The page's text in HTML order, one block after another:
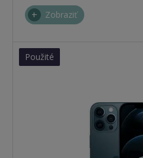
Zobraziť
Použité